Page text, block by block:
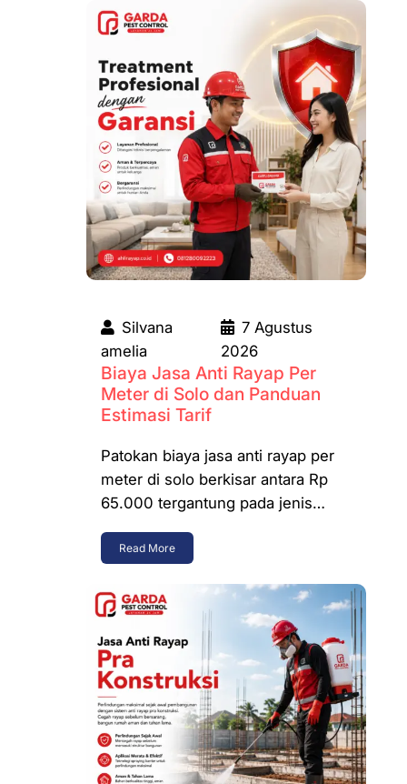
Silvana
amelia
7 Agustus
2026
Biaya Jasa Anti Rayap Per
Meter di Solo dan Panduan
Estimasi Tarif
Patokan biaya jasa anti rayap per
meter di solo berkisar antara Rp
65.000 tergantung pada jenis…
Read More